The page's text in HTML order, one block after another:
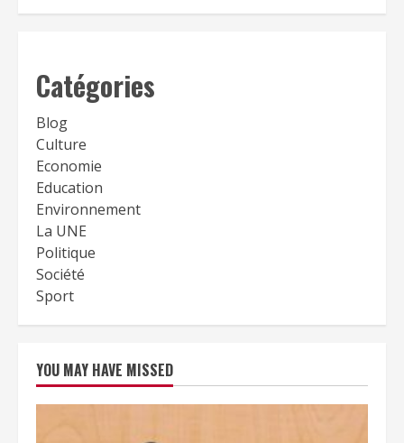
Catégories
Blog
Culture
Economie
Education
Environnement
La UNE
Politique
Société
Sport
YOU MAY HAVE MISSED